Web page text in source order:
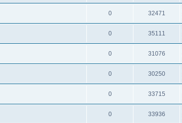
0 32471
0 35111
0 31076
0 30250
0 33715
0 33936